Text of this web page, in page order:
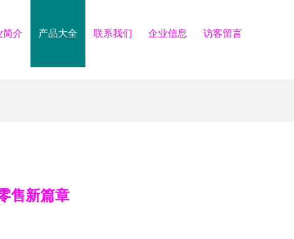
简介 产品大全 联系我们 企业信息 访客留言
售新篇章